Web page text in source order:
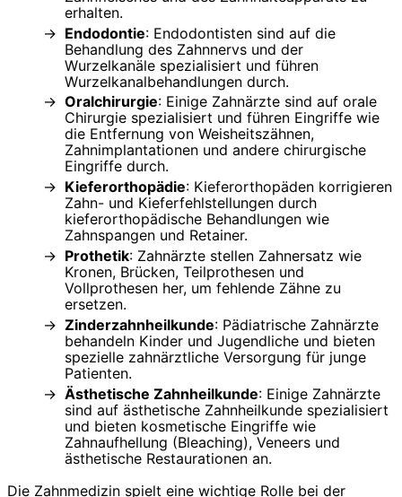
erhalten.
Endodontie: Endodontisten sind auf die
Behandlung des Zahnnervs und der
Wurzelkanäle spezialisiert und führen
Wurzelkanalbehandlungen durch.
Oralchirurgie: Einige Zahnärzte sind auf orale
Chirurgie spezialisiert und führen Eingriffe wie
die Entfernung von Weisheitszähnen,
Zahnimplantationen und andere chirurgische
Eingriffe durch.
Kieferorthopädie: Kieferorthopäden korrigieren
Zahn- und Kieferfehlstellungen durch
kieferorthopädische Behandlungen wie
Zahnspangen und Retainer.
Prothetik: Zahnärzte stellen Zahnersatz wie
Kronen, Brücken, Teilprothesen und
Vollprothesen her, um fehlende Zähne zu
ersetzen.
Zinderzahnheilkunde: Pädiatrische Zahnärzte
behandeln Kinder und Jugendliche und bieten
spezielle zahnärztliche Versorgung für junge
Patienten.
Ästhetische Zahnheilkunde: Einige Zahnärzte
sind auf ästhetische Zahnheilkunde spezialisiert
und bieten kosmetische Eingriffe wie
Zahnaufhellung (Bleaching), Veneers und
ästhetische Restaurationen an.
Die Zahnmedizin spielt eine wichtige Rolle bei der